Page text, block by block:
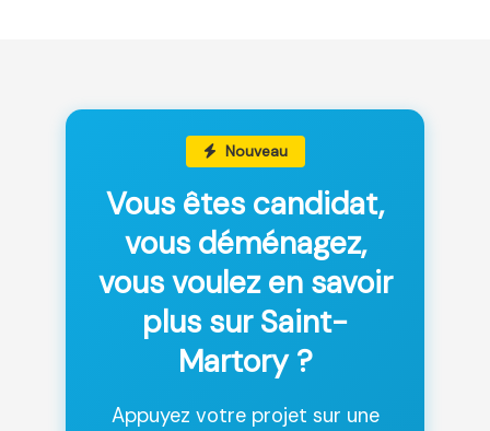
Nouveau
Vous êtes candidat,
vous déménagez,
vous voulez en savoir
plus sur Saint-
Martory ?
Appuyez votre projet sur une